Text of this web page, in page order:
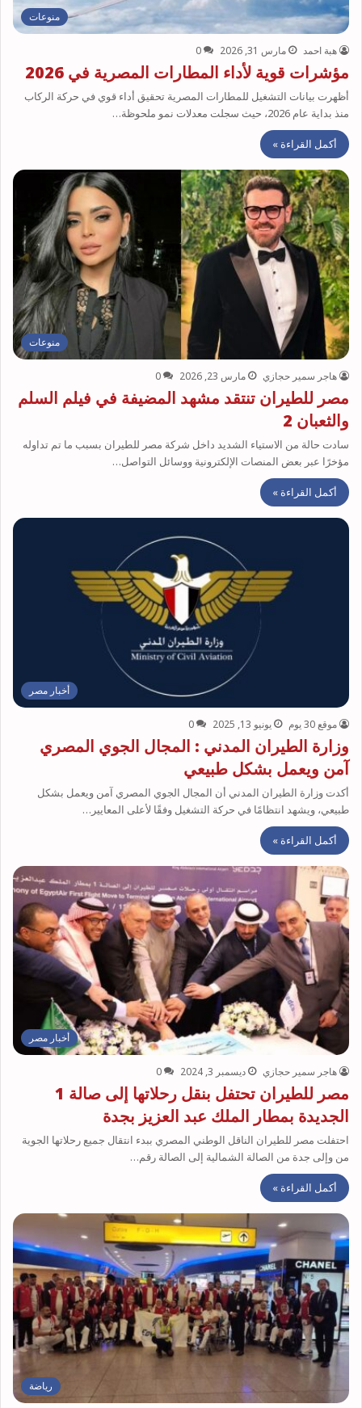
منوعات
هبة احمد مارس 31, 2026 0
مؤشرات قوية لأداء المطارات المصرية في 2026
أظهرت بيانات التشغيل للمطارات المصرية تحقيق أداء قوي في حركة الركاب
منذ بداية عام 2026، حيث سجلت معدلات نمو ملحوظة…
أكمل القراءة »
منوعات
هاجر سمير حجازي مارس 23, 2026 0
مصر للطيران تنتقد مشهد المضيفة في فيلم السلم
والثعبان 2
سادت حالة من الاستياء الشديد داخل شركة مصر للطيران بسبب ما تم تداوله
مؤخرًا عبر بعض المنصات الإلكترونية ووسائل التواصل…
أكمل القراءة »
أخبار مصر
موقع 30 يوم يونيو 13, 2025 0
وزارة الطيران المدني : المجال الجوي المصري
آمن ويعمل بشكل طبيعي
أكدت وزارة الطيران المدني أن المجال الجوي المصري آمن ويعمل بشكل
طبيعي، ويشهد انتظامًا في حركة التشغيل وفقًا لأعلى المعايير…
أكمل القراءة »
أخبار مصر
هاجر سمير حجازي ديسمبر 3, 2024 0
مصر للطيران تحتفل بنقل رحلاتها إلى صالة 1
الجديدة بمطار الملك عبد العزيز بجدة
احتفلت مصر للطيران الناقل الوطني المصري ببدء انتقال جميع رحلاتها الجوية
من وإلى جدة من الصالة الشمالية إلى الصالة رقم…
أكمل القراءة »
رياضة